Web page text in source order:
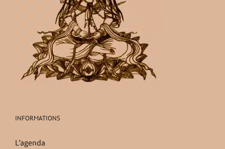
INFORMATIONS
L’agenda